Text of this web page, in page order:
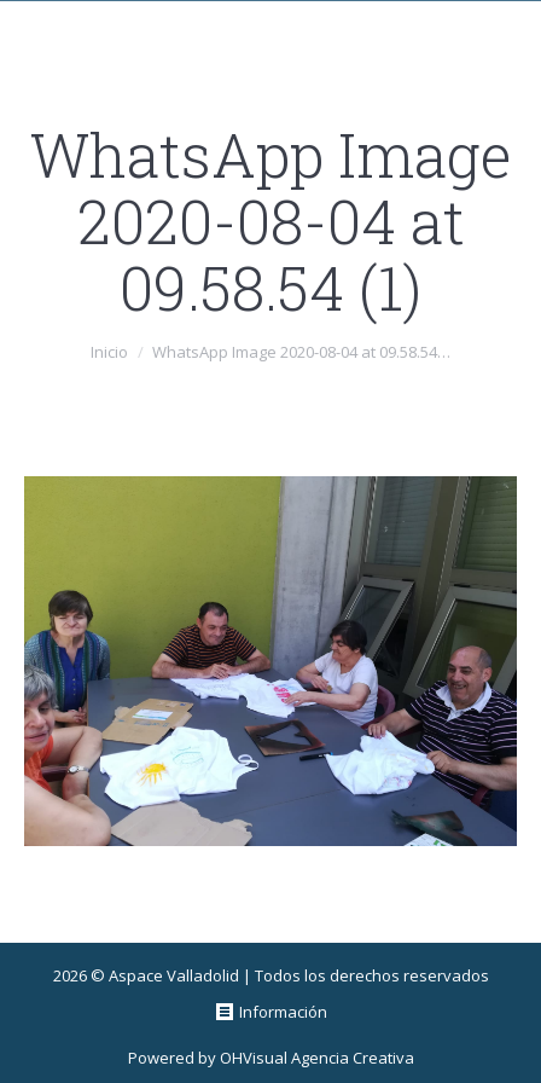
WhatsApp Image
2020-08-04 at
09.58.54 (1)
Estás aquí:
Inicio WhatsApp Image 2020-08-04 at 09.58.54…
2026 © Aspace Valladolid | Todos los derechos reservados
Información
Powered byOHVisual Agencia Creativa